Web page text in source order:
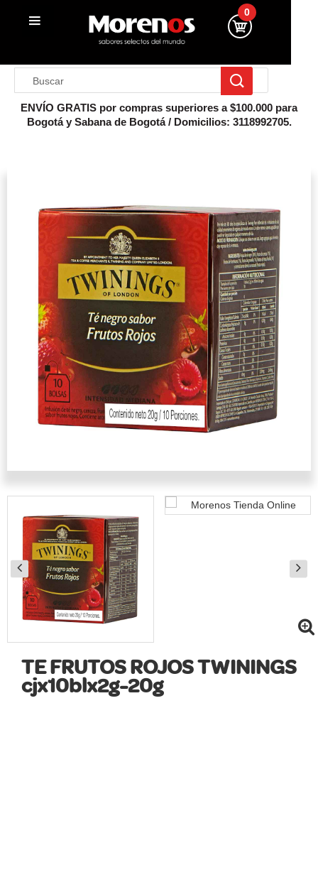
0
ENVÍO GRATIS por compras superiores a $100.000 para
Bogotá y Sabana de Bogotá / Domicilios: 3118992705.
TE FRUTOS ROJOS TWININGS
cjx10blx2g-20g